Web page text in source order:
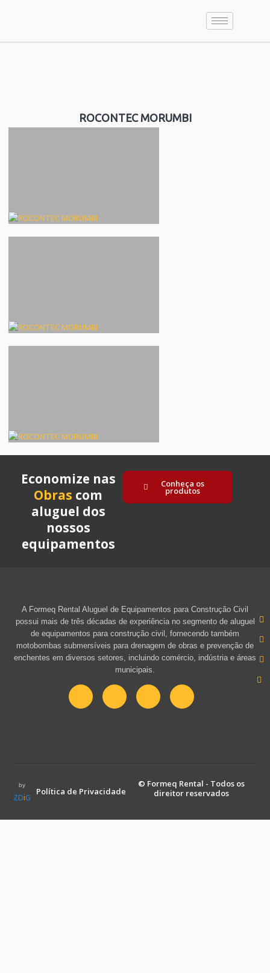
ROCONTEC MORUMBI
Economize nas
Obras com
aluguel dos
nossos
equipamentos
Conheça os
produtos
A Formeq Rental Aluguel de Equipamentos para Construção Civil
possui mais de três décadas de experiência no segmento de aluguel
de equipamentos para construção civil, fornecendo também
motobombas submersíveis para drenagem de obras e prevenção de
enchentes em diversos setores, incluindo comércio, indústria e áreas
municipais.
by
ZDiG
Política de Privacidade
© Formeq Rental - Todos os
direitor reservados